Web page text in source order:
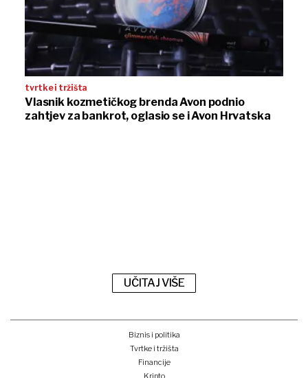
tvrtke i tržišta
Vlasnik kozmetičkog brenda Avon podnio
zahtjev za bankrot, oglasio se i Avon Hrvatska
UČITAJ VIŠE
Biznis i politika
Tvrtke i tržišta
Financije